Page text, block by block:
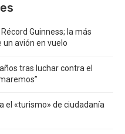
Guinness; la más
un avión en vuelo
tras luchar contra el
el «turismo» de ciudadanía